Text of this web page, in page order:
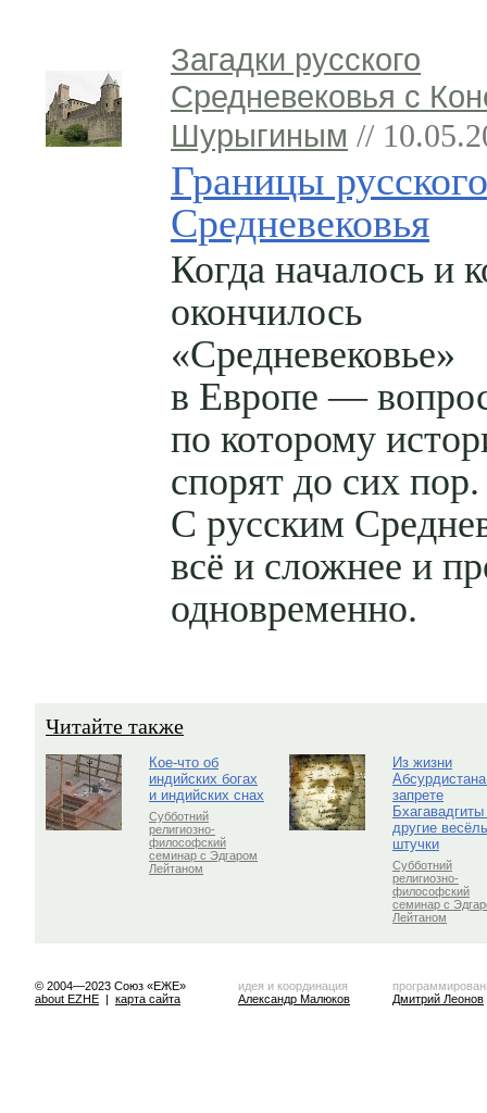
Загадки русского
Средневековья с
Шурыгиным //
Границы русского
Средневековья
Когда началось и
окончилось
«Средневековье»
в Европе —
по которому
спорят до сих пор.
С русским
всё и сложнее и
одновременно.
Читайте также
Кое-что об
индийских богах
и индийских снах
Субботний
религиозно-
философский
семинар с Эдгаром
Лейтаном
Из жизни
запрете
Бхагавадгиты
другие
штучки
Субботний
религиозно-
философский
семинар с
Лейтаном
© 2004—2023 Союз «ЕЖЕ»
about EZHE | карта сайта
идея и координация
Александр Малюков
Дмитрий Леонов